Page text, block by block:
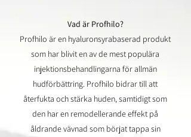
Vad är Profhilo?
Profhilo är en hyaluronsyrabaserad produkt
som har blivit en av de mest populära
injektionsbehandlingarna för allmän
hudförbättring. Profhilo bidrar till att
återfukta och stärka huden, samtidigt som
den har en remodellerande effekt på
åldrande vävnad som börjat tappa sin